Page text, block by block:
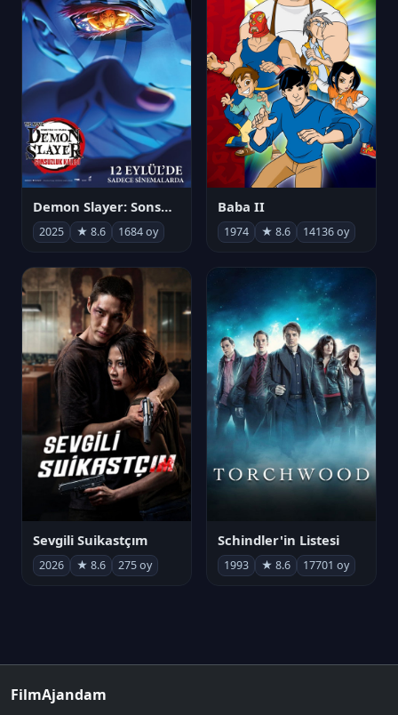
Demon Slayer: Sonsuzluk Kalesi
2025 ★ 8.6 1684 oy
Baba II
1974 ★ 8.6 14136 oy
Sevgili Suikastçım
2026 ★ 8.6 275 oy
Schindler'in Listesi
1993 ★ 8.6 17701 oy
FilmAjandam